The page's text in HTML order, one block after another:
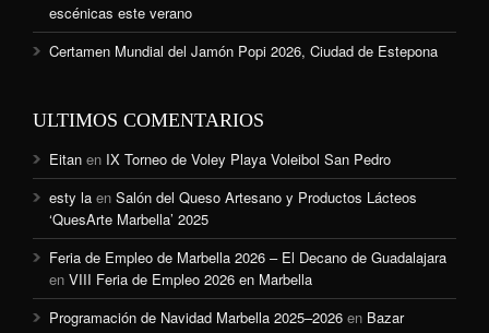
escénicas este verano
Certamen Mundial del Jamón Popi 2026, Ciudad de Estepona
ULTIMOS COMENTARIOS
Eitan en IX Torneo de Voley Playa Voleibol San Pedro
esty la en Salón del Queso Artesano y Productos Lácteos
‘QuesArte Marbella’ 2025
Feria de Empleo de Marbella 2026 – El Decano de Guadalajara
en VIII Feria de Empleo 2026 en Marbella
Programación de Navidad Marbella 2025–2026 en Bazar